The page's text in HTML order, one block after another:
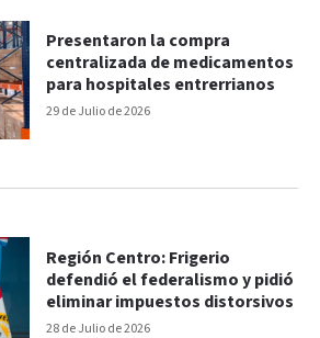
29 de Julio de 2026
Presentaron la compra
centralizada de medicamentos
para hospitales entrerrianos
28 de Julio de 2026
Región Centro: Frigerio
defendió el federalismo y pidió
eliminar impuestos distorsivos